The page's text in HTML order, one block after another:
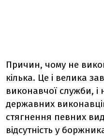
Причин, чому не
кілька. Це і велика
виконавчої служби, і
державних
стягнення певних
відсутність у